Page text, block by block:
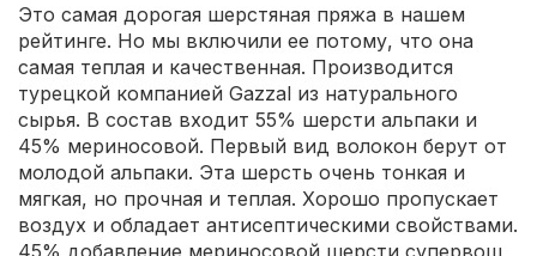
Это самая дорогая шерстяная пряжа в нашем
рейтинге. Но мы включили ее потому, что она
самая теплая и качественная. Производится
турецкой компанией Gazzal из натурального
сырья. В состав входит 55% шерсти альпаки и
45% мериносовой. Первый вид волокон берут от
молодой альпаки. Эта шерсть очень тонкая и
мягкая, но прочная и теплая. Хорошо пропускает
воздух и обладает антисептическими свойствами.
45% добавление мериносовой шерсти супервош